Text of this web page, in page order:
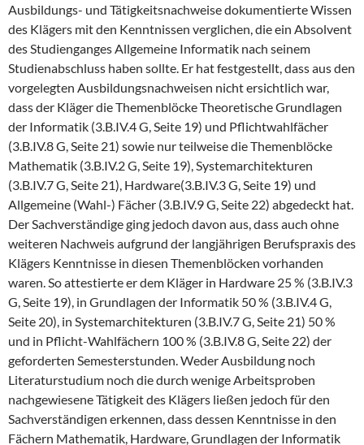
Ausbildungs- und Tätigkeitsnachweise dokumentierte Wissen
des Klägers mit den Kenntnissen verglichen, die ein Absolvent
des Studienganges Allgemeine Informatik nach seinem
Studienabschluss haben sollte. Er hat festgestellt, dass aus den
vorgelegten Ausbildungsnachweisen nicht ersichtlich war,
dass der Kläger die Themenblöcke Theoretische Grundlagen
der Informatik (3.B.IV.4 G, Seite 19) und Pflichtwahlfächer
(3.B.IV.8 G, Seite 21) sowie nur teilweise die Themenblöcke
Mathematik (3.B.IV.2 G, Seite 19), Systemarchitekturen
(3.B.IV.7 G, Seite 21), Hardware(3.B.IV.3 G, Seite 19) und
Allgemeine (Wahl-) Fächer (3.B.IV.9 G, Seite 22) abgedeckt hat.
Der Sachverständige ging jedoch davon aus, dass auch ohne
weiteren Nachweis aufgrund der langjährigen Berufspraxis des
Klägers Kenntnisse in diesen Themenblöcken vorhanden
waren. So attestierte er dem Kläger in Hardware 25 % (3.B.IV.3
G, Seite 19), in Grundlagen der Informatik 50 % (3.B.IV.4 G,
Seite 20), in Systemarchitekturen (3.B.IV.7 G, Seite 21) 50 %
und in Pflicht-Wahlfächern 100 % (3.B.IV.8 G, Seite 22) der
geforderten Semesterstunden. Weder Ausbildung noch
Literaturstudium noch die durch wenige Arbeitsproben
nachgewiesene Tätigkeit des Klägers ließen jedoch für den
Sachverständigen erkennen, dass dessen Kenntnisse in den
Fächern Mathematik, Hardware, Grundlagen der Informatik